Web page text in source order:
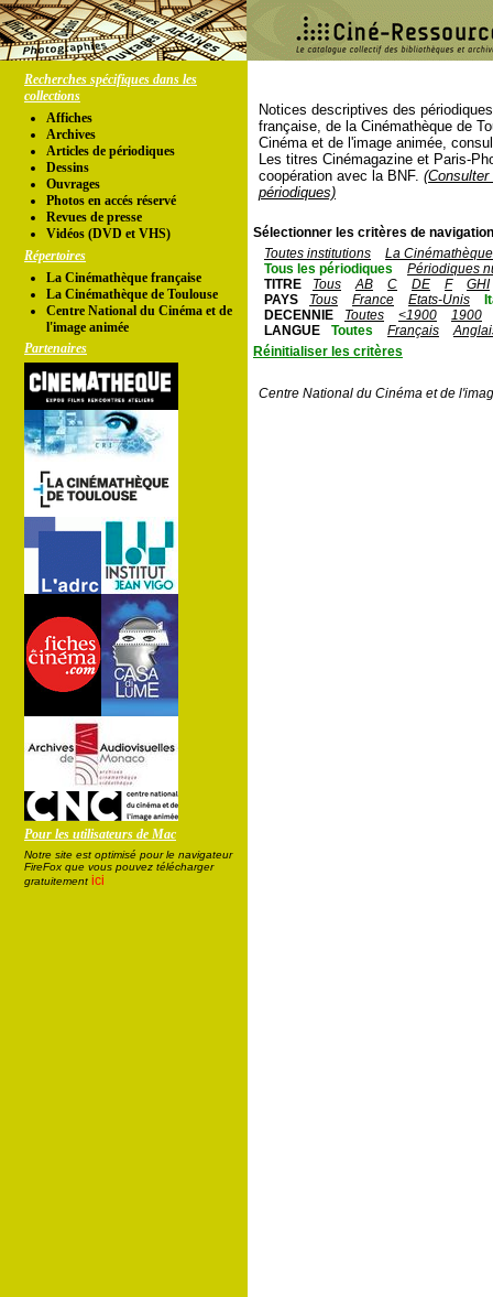
Recherches spécifiques dans les
collections
Affiches
Archives
Articles de périodiques
Dessins
Ouvrages
Photos en accés réservé
Revues de presse
Vidéos (DVD et VHS)
Répertoires
La Cinémathèque française
La Cinémathèque de Toulouse
Centre National du Cinéma et de
l'image animée
Partenaires
Pour les utilisateurs de Mac
Notre site est optimisé pour le navigateur
FireFox que vous pouvez télécharger
gratuitement ici
Notices descriptives des
française, de la Cinémathèque de
Cinéma et de l'image animée,
Les titres Cinémagazine et Paris-
coopération avec la BNF.
périodiques)
Sélectionner les critères de
Toutes institutions
La
Tous les périodiques
Périodiques
TITRE
Tous AB C DE F
GHI
PAYS
Tous France Etats-Unis
DECENNIE
Toutes <1900
1900
LANGUE
Toutes Français
Réinitialiser les critères
Centre National du Cinéma et de